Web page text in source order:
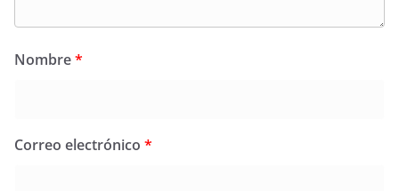
Nombre*
Correo electrónico *